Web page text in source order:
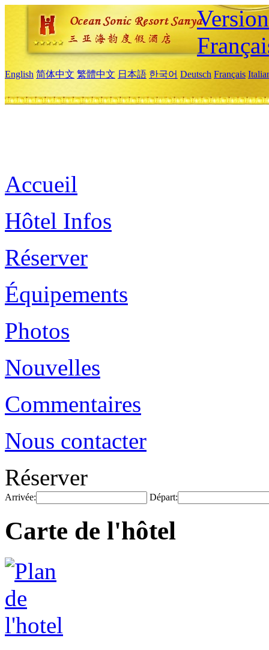
English 简体中文 繁體中文 日本語 한국어 Deutsch Français
Accueil
Hôtel Infos
Réserver
Équipements
Photos
Nouvelles
Commentaires
Nous contacter
Réserver
Arrivée: Départ:
Carte de l'hôtel